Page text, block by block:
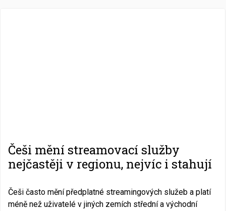
Češi mění streamovací služby
nejčastěji v regionu, nejvíc i stahují
Češi často mění předplatné streamingových služeb a platí
méně než uživatelé v jiných zemích střední a východní